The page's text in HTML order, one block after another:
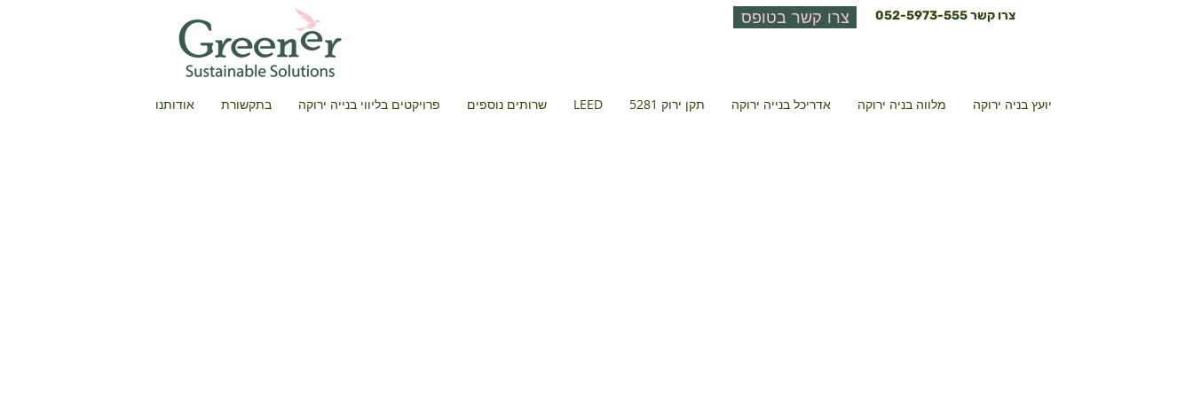
צרו קשר052-5973-555 צרו קשר בטופס
יועץ בניה ירוקה מלווה בניה ירוקה אדריכל בנייה ירוקה תקן ירוק 5281 LEED שרותים נוספים פרויקטים בליווי בנייה ירוקה בתקשורת אודותנו